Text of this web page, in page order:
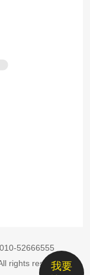
我要
010-52666555
rights reserved